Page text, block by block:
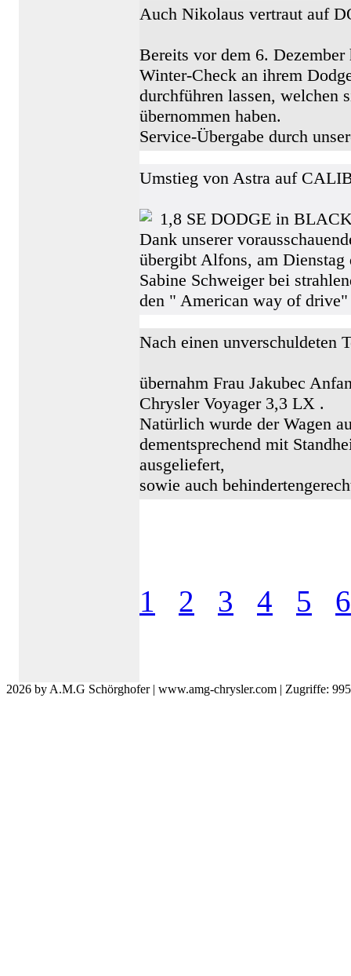
Auch Nikolaus vertraut auf
Bereits vor dem 6.
Winter-Check an ihrem
durchführen lassen, welchen
übernommen haben.
Service-Übergabe durch
Umstieg von Astra auf
1,8 SE DODGE in
Dank unserer
übergibt Alfons, am Dienstag
Sabine Schweiger bei
den " American way of drive"
Nach einen unverschuldeten
übernahm Frau Jakubec
Chrysler Voyager 3,3 LX .
Natürlich wurde der Wagen
dementsprechend mit
ausgeliefert,
sowie auch
1 2 3 4 5 6
2026 by A.M.G Schörghofer | www.amg-chrysler.com | Zugriffe: